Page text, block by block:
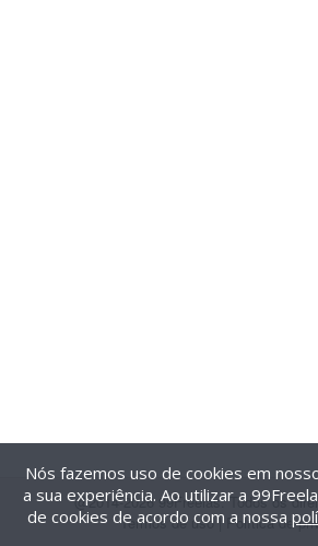
@2014-2026 99Freelas. Todos os
Termos de uso| Política de
Nós fazemos uso de cookies em
a sua experiência. Ao utilizar a
de cookies de acordo com a nossa